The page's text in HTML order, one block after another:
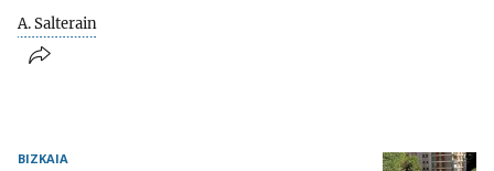
A. Salterain
BIZKAIA